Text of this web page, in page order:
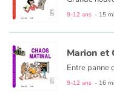
9-12 ans - 15
Marion et
9-12 ans - 16